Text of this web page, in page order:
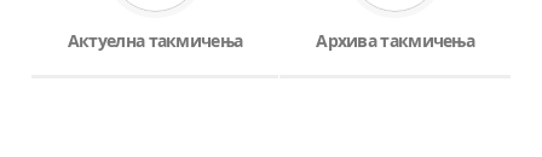
Актуелна такмичења Архива такмичења